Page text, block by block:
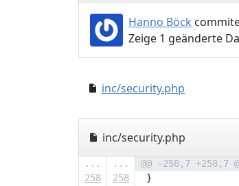
Hanno Böck
Zeige 1 geänderte
inc/security.php
inc/security.php
... ...
@@ -258,7
258
258
}